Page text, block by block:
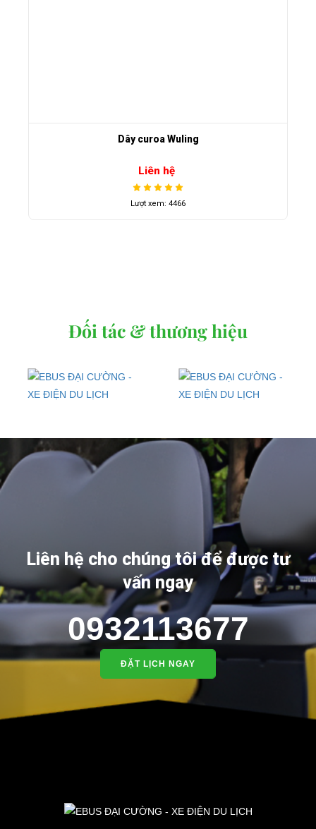
Dây curoa Wuling
Liên hệ
Lượt xem: 4466
Đối tác & thương hiệu
Liên hệ cho chúng tôi để được tư
vấn ngay
0932113677
ĐẶT LỊCH NGAY